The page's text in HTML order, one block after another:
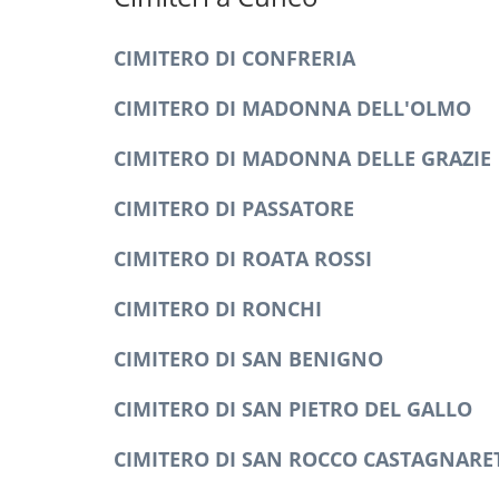
CIMITERO DI CONFRERIA
CIMITERO DI MADONNA DELL'OLMO
CIMITERO DI MADONNA DELLE GRAZIE
CIMITERO DI PASSATORE
CIMITERO DI ROATA ROSSI
CIMITERO DI RONCHI
CIMITERO DI SAN BENIGNO
CIMITERO DI SAN PIETRO DEL GALLO
CIMITERO DI SAN ROCCO